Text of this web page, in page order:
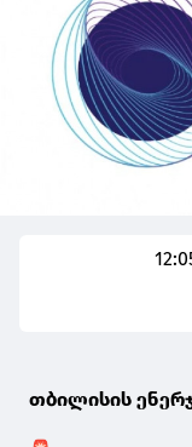
თბილისის